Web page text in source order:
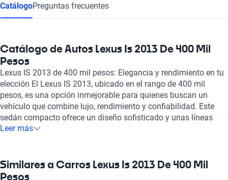
CatálogoPreguntas frecuentes
Catálogo de Autos Lexus Is 2013 De 400 Mil
Pesos
Lexus IS 2013 de 400 mil pesos: Elegancia y rendimiento en tu
elección El Lexus IS 2013, ubicado en el rango de 400 mil
pesos, es una opción inmejorable para quienes buscan un
vehículo que combine lujo, rendimiento y confiabilidad. Este
sedán compacto ofrece un diseño sofisticado y unas líneas
aerodinámicas que no solo captan la atención, sino que
suspensión bien calibrada, permitiendo un manejo ágil en
entornos urbanos y una estabilidad notable en carretera. En
Leer más
Similares a Carros Lexus Is 2013 De 400 Mil
Pesos